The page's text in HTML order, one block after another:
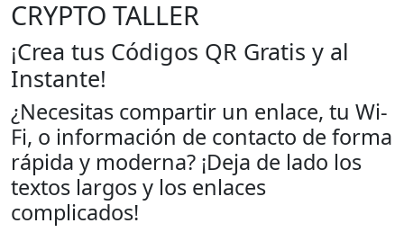
CRYPTO TALLER
¡Crea tus Códigos QR Gratis y al
Instante!
¿Necesitas compartir un enlace, tu Wi-
Fi, o información de contacto de forma
rápida y moderna? ¡Deja de lado los
textos largos y los enlaces
complicados!